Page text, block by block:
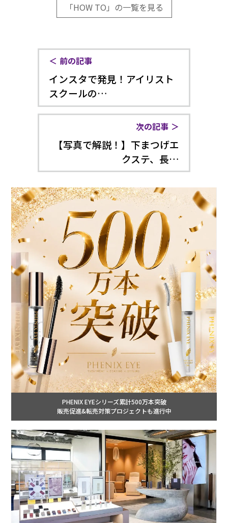
「HOW TO」の一覧を見る
前の記事
インスタで発見！アイリスト
スクールの…
次の記事
【写真で解説！】下まつげエ
クステ、長…
PHENIX EYEシリーズ累計500万本突破
販売促進&転売対策プロジェクトも進行中